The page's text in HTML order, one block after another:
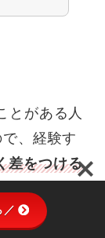
とがある人
、経験す
差をつける
／